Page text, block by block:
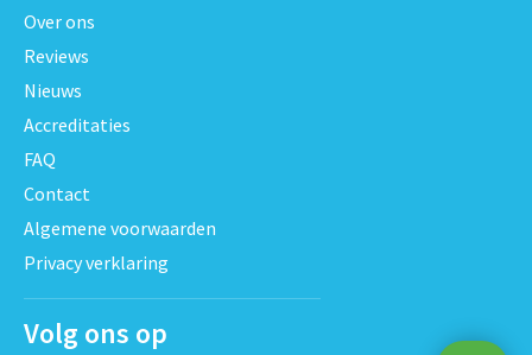
Over ons
Reviews
Nieuws
Accreditaties
FAQ
Contact
Algemene voorwaarden
Privacy verklaring
Volg ons op